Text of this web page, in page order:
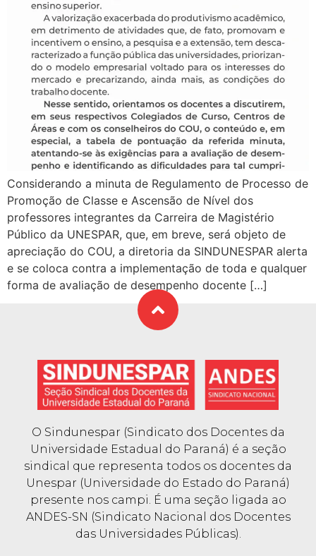
Considerando a minuta de Regulamento de Processo de
Promoção de Classe e Ascensão de Nível dos
professores integrantes da Carreira de Magistério
Público da UNESPAR, que, em breve, será objeto de
apreciação do COU, a diretoria da SINDUNESPAR alerta
e se coloca contra a implementação de toda e qualquer
forma de avaliação de desempenho docente […]
O Sindunespar (Sindicato dos Docentes da
Universidade Estadual do Paraná) é a seção
sindical que representa todos os docentes da
Unespar (Universidade do Estado do Paraná)
presente nos campi. É uma seção ligada ao
ANDES-SN (Sindicato Nacional dos Docentes
das Universidades Públicas).